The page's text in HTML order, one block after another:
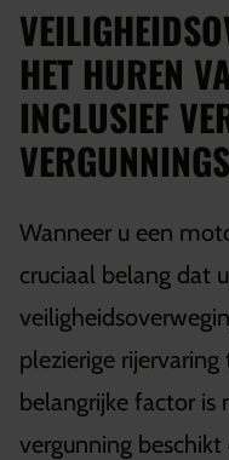
HET HUREN
INCLUSIEF
Wanneer u een
cruciaal belang dat
plezierige rijervaring
belangrijke factor is
vergunning